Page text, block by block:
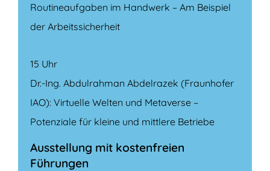
Routineaufgaben im Handwerk – Am Beispiel
der Arbeitssicherheit
15 Uhr
Dr.-Ing. Abdulrahman Abdelrazek (Fraunhofer
IAO): Virtuelle Welten und Metaverse –
Potenziale für kleine und mittlere Betriebe
Ausstellung mit kostenfreien
Führungen